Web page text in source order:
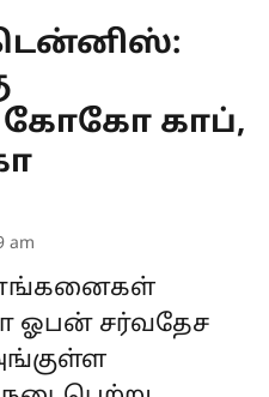
கோகோ காப்,
am
ஓபன் சர்வதேச